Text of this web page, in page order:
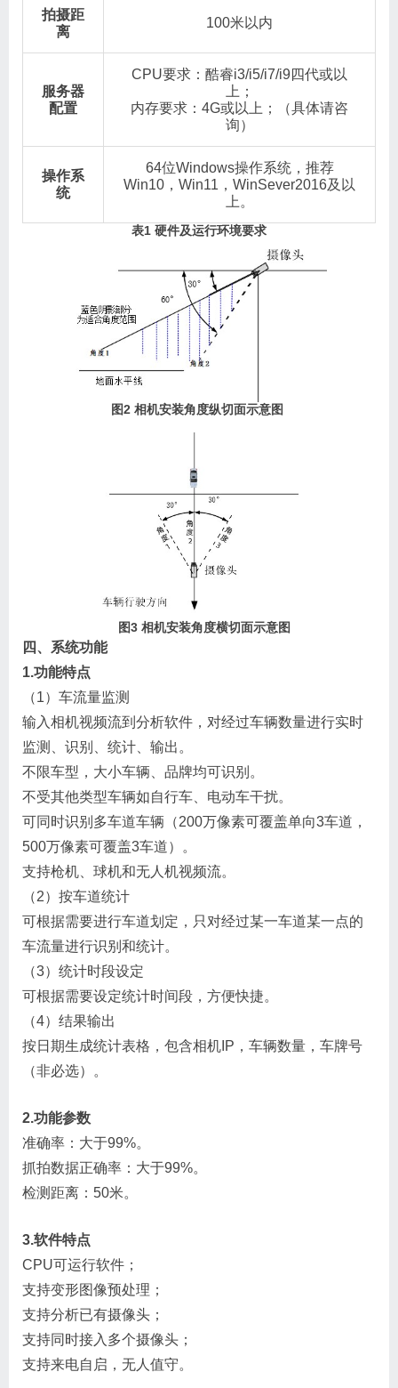
拍摄距
离
100米以内
服务器
配置
CPU要求：酷睿i3/i5/i7/i9四代或以
上；
内存要求：4G或以上；（具体请咨
询）
操作系
统
64位Windows操作系统，推荐
Win10，Win11，WinSever2016及以
上。
表1 硬件及运行环境要求
图2 相机安装角度纵切面示意图
图3 相机安装角度横切面示意图
四、系统功能
1.功能特点
（1）车流量监测
输入相机视频流到分析软件，对经过车辆数量进行实时
监测、识别、统计、输出。
不限车型，大小车辆、品牌均可识别。
不受其他类型车辆如自行车、电动车干扰。
可同时识别多车道车辆（200万像素可覆盖单向3车道，
500万像素可覆盖3车道）。
支持枪机、球机和无人机视频流。
（2）按车道统计
可根据需要进行车道划定，只对经过某一车道某一点的
车流量进行识别和统计。
（3）统计时段设定
可根据需要设定统计时间段，方便快捷。
（4）结果输出
按日期生成统计表格，包含相机IP，车辆数量，车牌号
（非必选）。
2.功能参数
准确率：大于99%。
抓拍数据正确率：大于99%。
检测距离：50米。
3.软件特点
CPU可运行软件；
支持变形图像预处理；
支持分析已有摄像头；
支持同时接入多个摄像头；
支持来电自启，无人值守。